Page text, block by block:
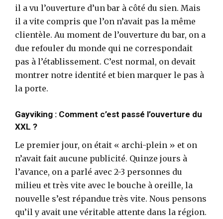
il a vu l’ouverture d’un bar à côté du sien. Mais
il a vite compris que l’on n’avait pas la même
clientèle. Au moment de l’ouverture du bar, on a
due refouler du monde qui ne correspondait
pas à l’établissement. C’est normal, on devait
montrer notre identité et bien marquer le pas à
la porte.
Gayviking : Comment c’est passé l’ouverture du
XXL ?
Le premier jour, on était « archi-plein » et on
n’avait fait aucune publicité. Quinze jours à
l’avance, on a parlé avec 2-3 personnes du
milieu et très vite avec le bouche à oreille, la
nouvelle s’est répandue très vite. Nous pensons
qu’il y avait une véritable attente dans la région.